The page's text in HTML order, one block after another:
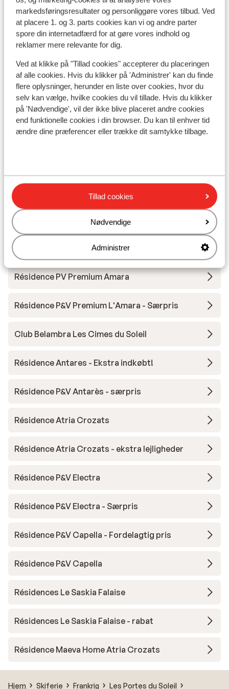
markedsføringsresultater og personliggøre vores tilbud. Ved
at placere 1. og 3. parts cookies kan vi og andre parter
spore din internetadfærd for at gøre vores indhold og
reklamer mere relevante for dig.
Ved at klikke på "Tillad cookies" accepterer du placeringen
af alle cookies. Hvis du klikker på 'Administrer' kan du finde
flere oplysninger, herunder en liste over cookies, hvor du
selv kan vælge, hvilke cookies du vil tillade. Hvis du klikker
på 'Nødvendige', vil der ikke blive placeret andre cookies
end funktionelle cookies i din browser. Du kan til enhver tid
ændre dine præferencer eller trække dit samtykke tilbage.
Tillad cookies
Nødvendige
Administrer
I området
I centrum
Indkvartering med forskellig indretning/ejer
Afstand til skipiste ca. 0 meter
Afstand til nærmeste butikker ca. 0 meter
Liftkort/skileje/undervisning
Liftkort
Skileje
Andre overnatningssteder i Avoriaz
SOWELL COLLECTION Hôtel des Dromonts &
Résidence PV Premium Amara
Résidence P&V Premium L'Amara - Særpris
Club Belambra Les Cimes du Soleil
Résidence Antares - Ekstra indkøbt!
Résidence P&V Antarès - særpris
Résidence Atria Crozats
Résidence Atria Crozats - ekstra lejligheder
Résidence P&V Electra
Résidence P&V Electra - Særpris
Résidence P&V Capella - Fordelagtig pris
Résidence P&V Capella
Résidences Le Saskia Falaise
Résidences Le Saskia Falaise - rabat
Résidence Maeva Home Atria Crozats
Hjem Skiferie Frankrig
Les Portes du Soleil